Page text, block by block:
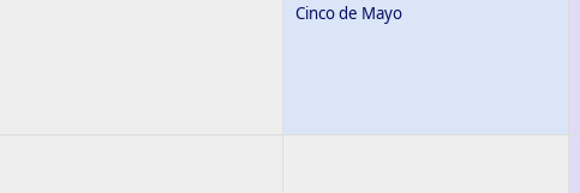
Cinco de Mayo